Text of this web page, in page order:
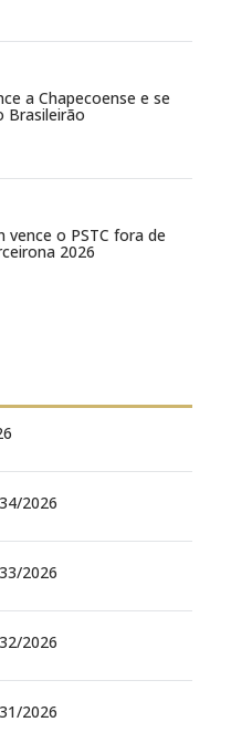
a Chapecoense e se
Brasileirão
vence o PSTC fora de
2026
2026
2026
2026
2026